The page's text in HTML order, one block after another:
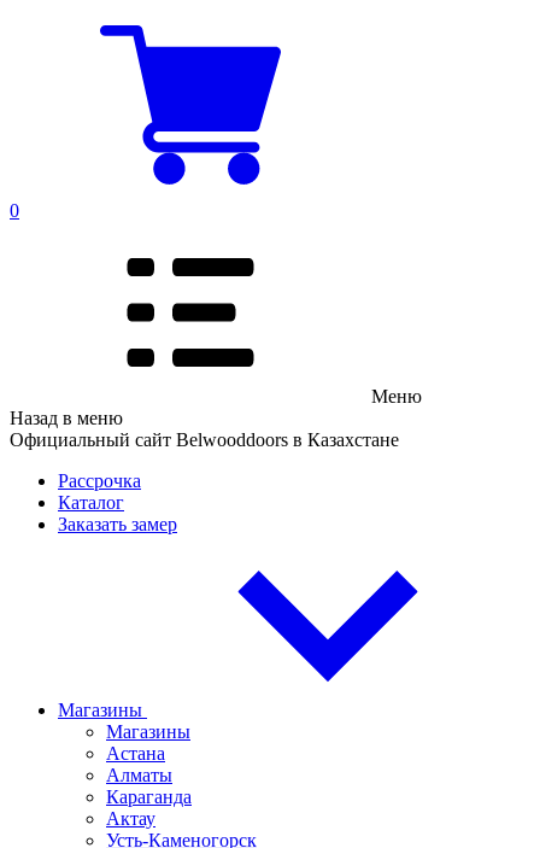
0
Меню
Назад в меню
Официальный сайт Belwooddoors в Казахстане
Рассрочка
Каталог
Заказать замер
Магазины
Магазины
Астана
Алматы
Караганда
Актау
Усть-Каменогорск